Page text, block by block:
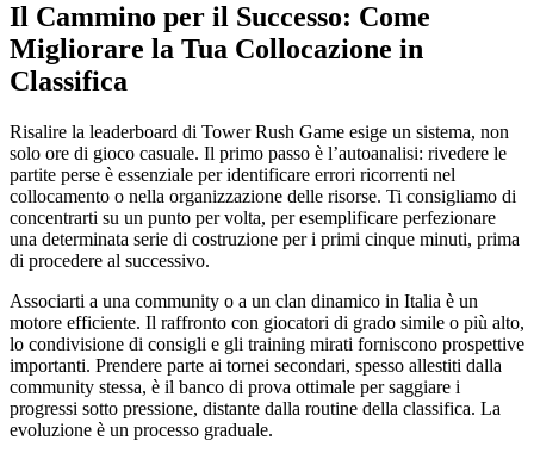
Il Cammino per il Successo: Come
Migliorare la Tua Collocazione in
Classifica
Risalire la leaderboard di Tower Rush Game esige un sistema, non
solo ore di gioco casuale. Il primo passo è l’autoanalisi: rivedere le
partite perse è essenziale per identificare errori ricorrenti nel
collocamento o nella organizzazione delle risorse. Ti consigliamo di
concentrarti su un punto per volta, per esemplificare perfezionare
una determinata serie di costruzione per i primi cinque minuti, prima
di procedere al successivo.
Associarti a una community o a un clan dinamico in Italia è un
motore efficiente. Il raffronto con giocatori di grado simile o più alto,
lo condivisione di consigli e gli training mirati forniscono prospettive
importanti. Prendere parte ai tornei secondari, spesso allestiti dalla
community stessa, è il banco di prova ottimale per saggiare i
progressi sotto pressione, distante dalla routine della classifica. La
evoluzione è un processo graduale.